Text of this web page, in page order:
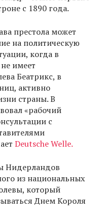
с 1890 года.
престола может
на политическую
когда в
имеет
Беатрикс, в
активно
страны. В
«рабочий
с
Deutsche Welle.
Нидерландов
из национальных
который
Днем Короля